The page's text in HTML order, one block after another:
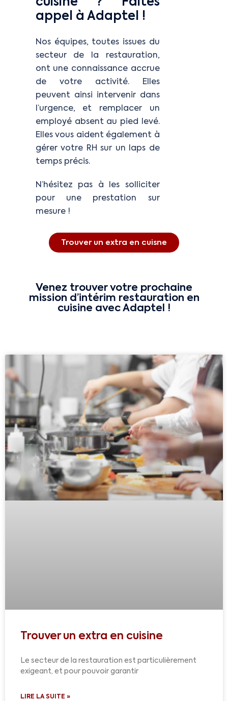
appel à Adaptel !
Nos équipes, toutes issues du
secteur de la restauration,
ont une connaissance accrue
de votre activité. Elles
peuvent ainsi intervenir dans
l’urgence, et remplacer un
employé absent au pied levé.
Elles vous aident également à
gérer votre RH sur un laps de
temps précis.
N’hésitez pas à les solliciter
pour une prestation sur
mesure !
Trouver un extra en cuisne
Venez trouver votre prochaine
mission d’intérim restauration en
cuisine avec Adaptel !
Trouver un extra en cuisine
Le secteur de la restauration est particulièrement
exigeant, et pour pouvoir garantir
LIRE LA SUITE »